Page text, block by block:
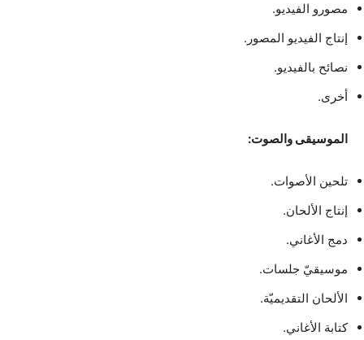
مصورو الفيديو.
إنتاج الفيديو المصور.
نصائح بالفيديو.
أخرى.
الموسيقى والصوت:
تلحين الأصوات.
إنتاج الألحان.
دمج الأغاني.
موسيقيّ جلسات.
الألحان التقديميّة.
كتابة الأغاني.